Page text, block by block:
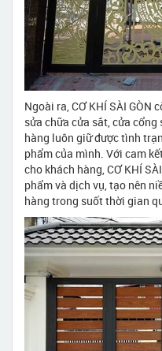
Ngoài ra, CƠ KHÍ SÀI GÒN
sửa chữa cửa sắt, cửa
hàng luôn giữ được tình
phẩm của mình. Với cam
cho khách hàng, CƠ KHÍ
phẩm và dịch vụ, tạo nên
hàng trong suốt thời gian